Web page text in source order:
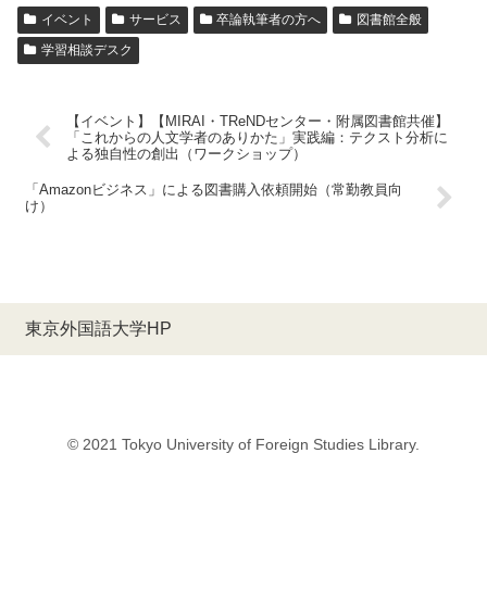
イベント サービス 卒論執筆者の方へ
図書館全般
学習相談デスク
【イベント】【MIRAI・TReNDセンター・附属図書館共催】
「これからの人文学者のありかた」実践編：テクスト分析に
よる独自性の創出（ワークショップ）
「Amazonビジネス」による図書購入依頼開始（常勤教員向
け）
東京外国語大学HP
© 2021 Tokyo University of Foreign Studies Library.